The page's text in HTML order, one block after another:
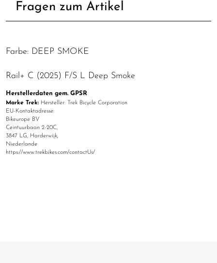
Fragen zum Artikel
Farbe: DEEP SMOKE
Rail+ C (2025) F/S L Deep Smoke
Herstellerdaten gem. GPSR
Marke Trek: Hersteller: Trek Bicycle Corporation
EU-Kontaktadresse:
Bikeurope BV
Ceintuurbaan 2-20C,
3847 LG, Harderwijk,
Niederlande
https://www.trekbikes.com/contactUs/